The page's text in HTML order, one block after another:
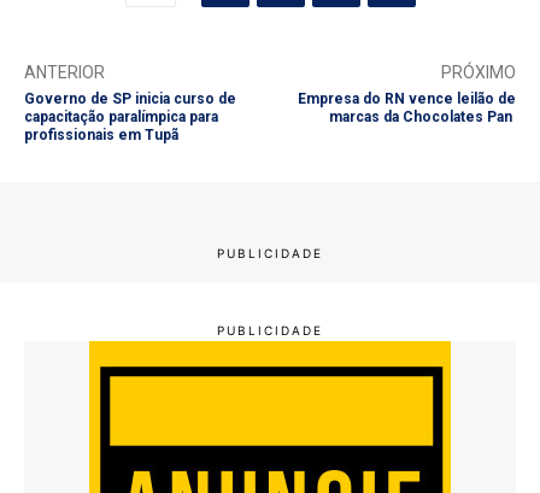
ANTERIOR
Governo de SP inicia curso de
capacitação paralímpica para
profissionais em Tupã
PRÓXIMO
Empresa do RN vence leilão de
marcas da Chocolates Pan